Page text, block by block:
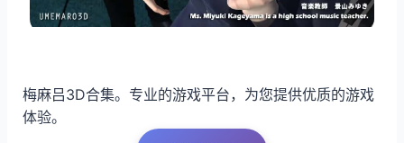
梅麻吕3D合集。专业的游戏平台，为您提供优质的游戏
体验。